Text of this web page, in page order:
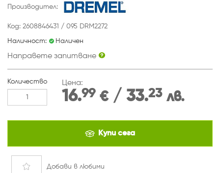
Производител:
Код: 2608846431 / 095 DRM2272
Наличност: Наличен
Направете запитване
Количество Цена:
16.99 €/ 33.23 лв.
Купи сега
Добави в любими